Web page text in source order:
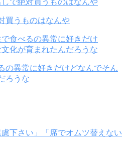
買うものはなんや
の異常に好きだけどなんでそん
ろうな
慮下さい」「席でオムツ替えない